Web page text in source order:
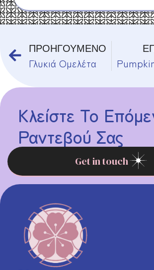
ΠΡΟΗΓΟΥΜΕΝΟ
Γλυκιά Ομελέτα
Κλείστε Το
Ραντεβού Σας
Get in touch